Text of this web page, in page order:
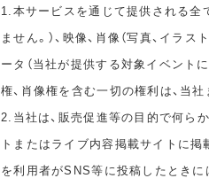
1.本サービスを通じて提供される全
ません。）、映像、肖像（写真、イラ
ータ（当社が提供する対象イベント
権、肖像権を含む一切の権利は、当
2.当社は、販売促進等の目的で何ら
トまたはライブ内容掲載サイトに掲
を利用者がSNS等に投稿したときに